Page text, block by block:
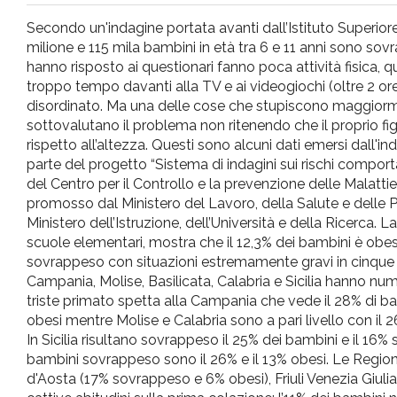
pr
l'infanzia
e
l'adolescenza
Secondo un'indagine portata avanti dall’Istituto
milione e 115 mila bambini in età tra 6 e 11 anni sono
hanno risposto ai questionari fanno poca attività fisica,
troppo tempo davanti alla TV e ai videogiochi (oltre 2
disordinato. Ma una delle cose che stupiscono
sottovalutano il problema non ritenendo che il proprio
rispetto all’altezza. Questi sono alcuni dati emersi
parte del progetto “Sistema di indagini sui rischi
del Centro per il Controllo e la prevenzione delle
promosso dal Ministero del Lavoro, della Salute e delle
Ministero dell’Istruzione, dell’Università e della Ricerca.
scuole elementari, mostra che il 12,3% dei bambini è
sovrappeso con situazioni estremamente gravi in
Campania, Molise, Basilicata, Calabria e Sicilia hanno
triste primato spetta alla Campania che vede il 28% di
obesi mentre Molise e Calabria sono a pari livello con il
In Sicilia risultano sovrappeso il 25% dei bambini e il 16%
bambini sovrappeso sono il 26% e il 13% obesi. Le
d'Aosta (17% sovrappeso e 6% obesi), Friuli Venezia